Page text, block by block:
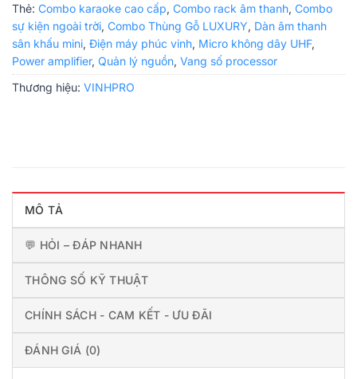
Thẻ: Combo karaoke cao cấp, Combo rack âm thanh, Combo
sự kiện ngoài trời, Combo Thùng Gỗ LUXURY, Dàn âm thanh
sân khấu mini, Điện máy phúc vinh, Micro không dây UHF,
Power amplifier, Quản lý nguồn, Vang số processor
Thương hiệu: VINHPRO
MÔ TẢ
💬 HỎI – ĐÁP NHANH
THÔNG SỐ KỸ THUẬT
CHÍNH SÁCH - CAM KẾT - ƯU ĐÃI
ĐÁNH GIÁ (0)